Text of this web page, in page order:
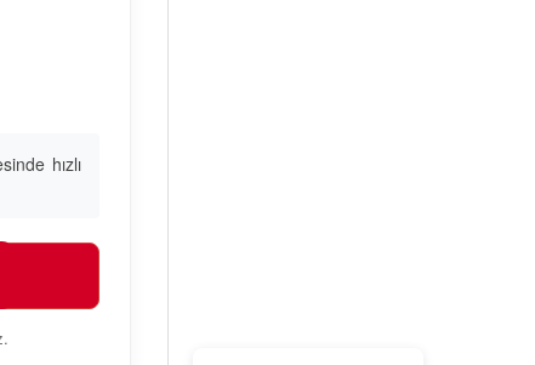
hızlı